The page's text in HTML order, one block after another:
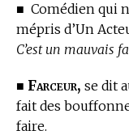
■ Comédien qui
mépris d’Un
C’est un mauvais
■ Farceur, se dit
fait des
faire.